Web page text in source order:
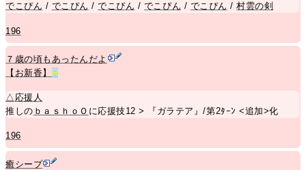
でこぴん / でこぴん /でこぴん / でこぴん / でこぴん /村雲の剣
196
７歳の頃もあったんだよ
【お新香】
R
△ 応援人
推しの ｂａｓｈｏＯ に応援技12 > 『ガラテア』/第2ﾀｰﾝ <追加>化
196
癒シープ